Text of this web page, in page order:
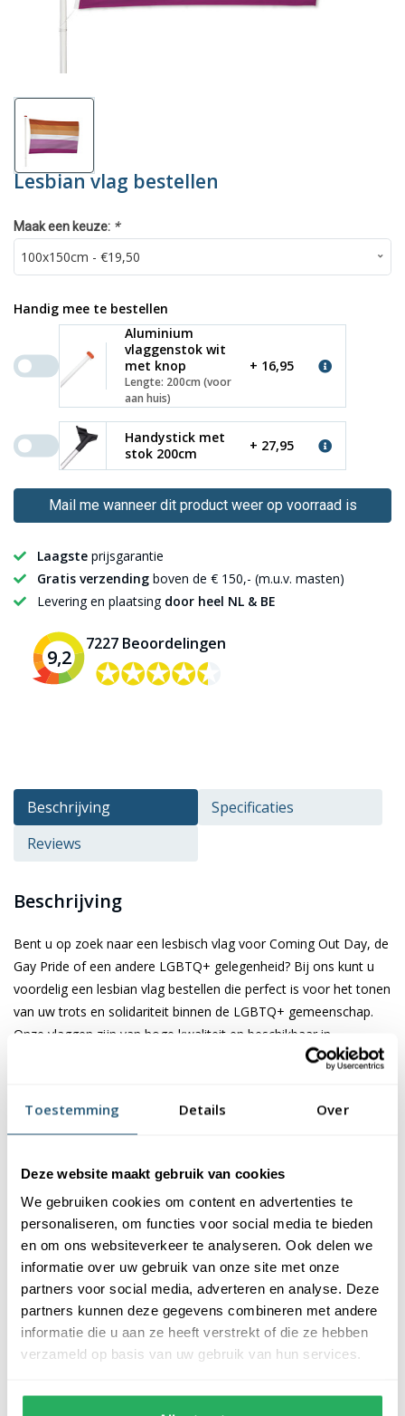
Toestemming Details Over
Deze website maakt gebruik van cookies
We gebruiken cookies om content en advertenties te
personaliseren, om functies voor social media te bieden
en om ons websiteverkeer te analyseren. Ook delen we
informatie over uw gebruik van onze site met onze
partners voor social media, adverteren en analyse. Deze
partners kunnen deze gegevens combineren met andere
informatie die u aan ze heeft verstrekt of die ze hebben
verzameld op basis van uw gebruik van hun services.
Lesbian vlag bestellen
Maak een keuze: *
Handig mee te bestellen
Aluminium
vlaggenstok wit
met knop
Lengte: 200cm (voor
aan huis)
+ 16,95
Handystick met
stok 200cm
+ 27,95
Mail me wanneer dit product weer op voorraad is
Laagste prijsgarantie
Gratis verzending boven de € 150,- (m.u.v. masten)
Levering en plaatsing door heel NL & BE
9,2
7227 Beoordelingen
✪✪✪✪✪
✪✪✪✪✪
Beschrijving
Specificaties
Reviews
Beschrijving
Bent u op zoek naar een lesbisch vlag voor Coming Out Day, de
Gay Pride of een andere LGBTQ+ gelegenheid? Bij ons kunt u
voordelig een lesbian vlag bestellen die perfect is voor het tonen
van uw trots en solidariteit binnen de LGBTQ+ gemeenschap.
Onze vlaggen zijn van hoge kwaliteit en beschikbaar in
verschillende maten om aan al uw wensen te voldoen.
Onze lesbisch vlag is verkrijgbaar in drie formaten: 100x150 cm,
voor een vlaggenstok van 200 cm en wordt geleverd met een
koord en lusje aan de linkerkant voor eenvoudige bevestiging.
De vlaggen van 150x225 cm en 200x300 cm zijn geschikt voor
vlaggenmasten van respectievelijk 5-6 meter en 7-8 meter, en
worden geleverd met stevige clips aan de linkerkant.
De vlaggen zijn gemaakt van duurzaam polyester vlaggendoek
met een gewicht van 115 gr/m2. Dit materiaal is kleurecht, UV-
bestendig en wasbaar op 40 graden. De dubbele stiknaad en